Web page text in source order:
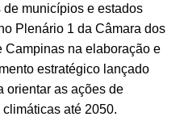
municípios e estados
Plenário 1 da Câmara dos
Campinas na elaboração e
estratégico lançado
orientar as ações de
até 2050.